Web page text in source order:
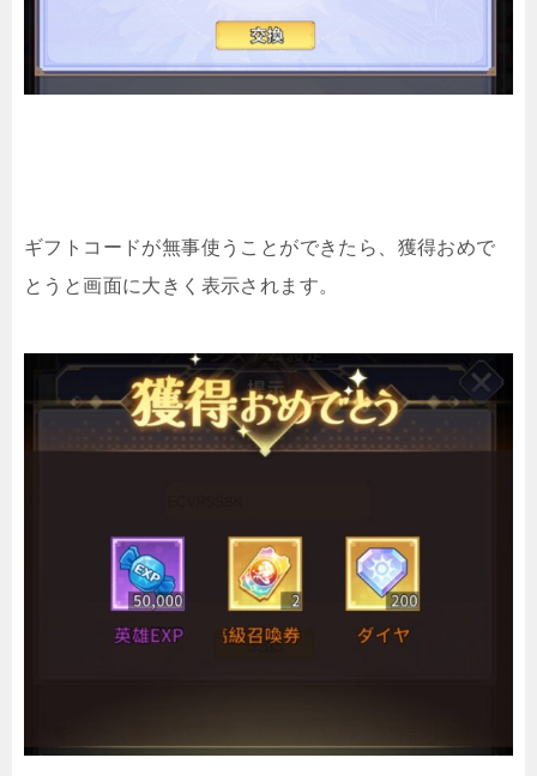
ギフトコードが無事使うことができたら、獲得おめで
とうと画面に大きく表示されます。